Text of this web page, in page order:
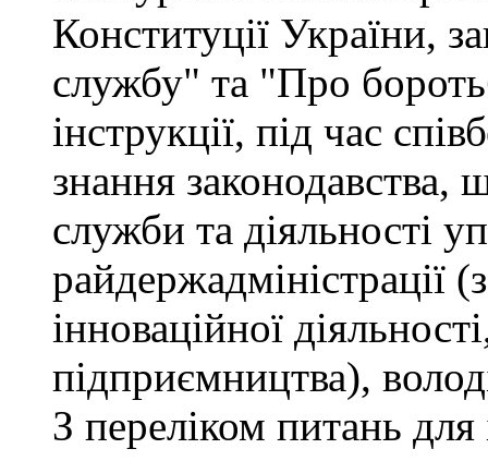
Конституції України,
службу" та "Про
інструкції, під час
знання законодавства,
служби та діяльності
райдержадміністрації
інноваційної
підприємництва),
З переліком питань